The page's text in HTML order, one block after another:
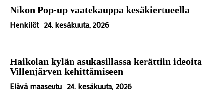
Nikon Pop-up vaatekauppa kesäkiertueella
Henkilöt 24. kesäkuuta, 2026
Haikolan kylän asukasillassa kerättiin ideoita
Villenjärven kehittämiseen
Elävä maaseutu 24. kesäkuuta, 2026